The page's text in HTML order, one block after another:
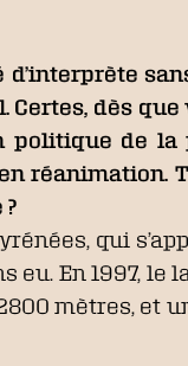
dès que
politique de
réanimation.
qui
En 1997, le
mètres, et